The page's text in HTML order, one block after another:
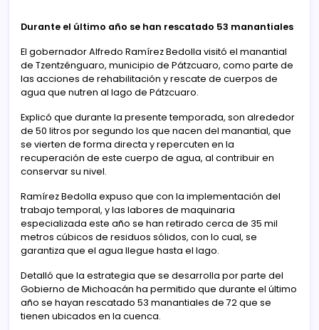
Durante el último año se han rescatado 53 manantiales
El gobernador Alfredo Ramírez Bedolla visitó el manantial
de Tzentzénguaro, municipio de Pátzcuaro, como parte de
las acciones de rehabilitación y rescate de cuerpos de
agua que nutren al lago de Pátzcuaro.
Explicó que durante la presente temporada, son alrededor
de 50 litros por segundo los que nacen del manantial, que
se vierten de forma directa y repercuten en la
recuperación de este cuerpo de agua, al contribuir en
conservar su nivel.
Ramírez Bedolla expuso que con la implementación del
trabajo temporal, y las labores de maquinaria
especializada este año se han retirado cerca de 35 mil
metros cúbicos de residuos sólidos, con lo cual, se
garantiza que el agua llegue hasta el lago.
Detalló que la estrategia que se desarrolla por parte del
Gobierno de Michoacán ha permitido que durante el último
año se hayan rescatado 53 manantiales de 72 que se
tienen ubicados en la cuenca.